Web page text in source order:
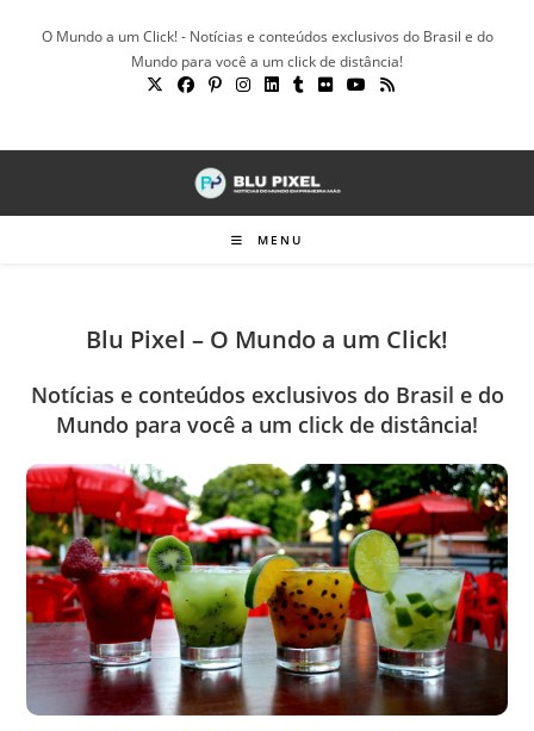
O Mundo a um Click! - Notícias e conteúdos exclusivos do Brasil e do
Mundo para você a um click de distância!
MENU
Blu Pixel – O Mundo a um Click!
Notícias e conteúdos exclusivos do Brasil e do
Mundo para você a um click de distância!